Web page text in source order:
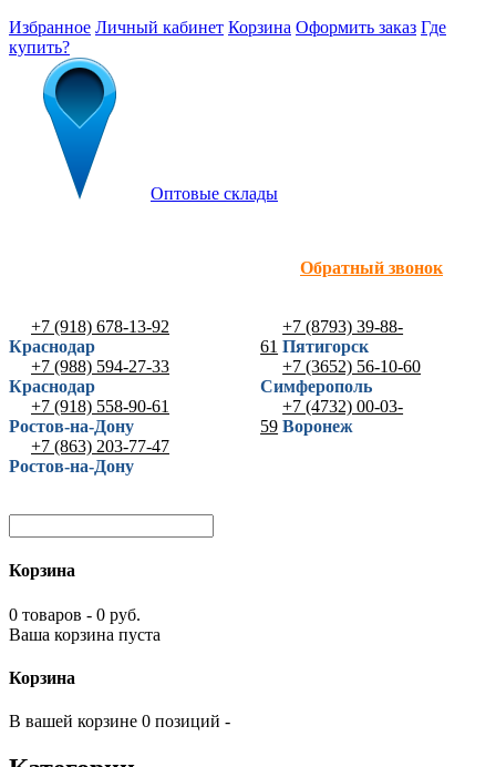
Избранное Личный кабинет Корзина Оформить заказ Где
купить?
Оптовые склады
Обратный звонок
+7 (918) 678-13-92
Краснодар
+7 (988) 594-27-33
Краснодар
+7 (918) 558-90-61
Ростов-на-Дону
+7 (863) 203-77-47
Ростов-на-Дону
+7 (8793) 39-88-
61 Пятигорск
+7 (3652) 56-10-60
Симферополь
+7 (4732) 00-03-
59 Воронеж
Корзина
0 товаров - 0 руб.
Ваша корзина пуста
Корзина
В вашей корзине 0 позиций -